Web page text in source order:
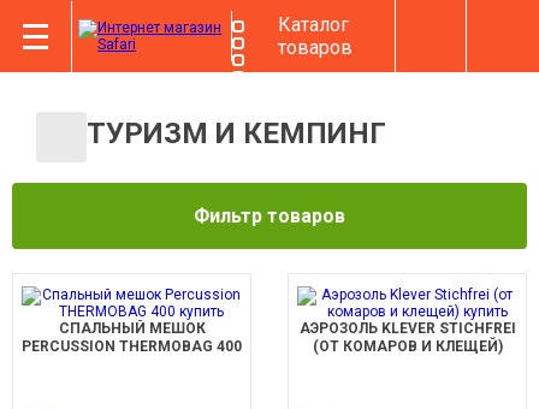
Каталог
товаров
ТУРИЗМ И КЕМПИНГ
Фильтр товаров
СПАЛЬНЫЙ МЕШОК
PERCUSSION THERMOBAG 400
АЭРОЗОЛЬ KLEVER STICHFREI
(ОТ КОМАРОВ И КЛЕЩЕЙ)